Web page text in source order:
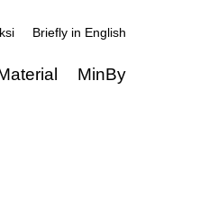
Briefly in English
MinBy